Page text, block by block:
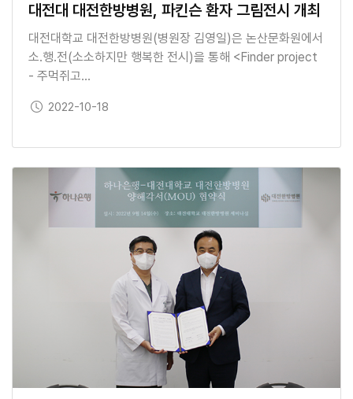
대전대 대전한방병원, 파킨슨 환자 그림전시 개최
대전대학교 대전한방병원(병원장 김영일)은 논산문화원에서
소.행.전(소소하지만 행복한 전시)을 통해 <Finder project
- 주먹쥐고…
보도일2022-10-18